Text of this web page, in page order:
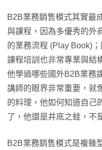
B2B業務銷售模式其實最
與課程，因為多優秀的外
的業務流程 (Play Book)
課程培訓也非常專業與結
他學過哪些國外B2B業務
講師的眼界非常重要，就
的料理，他如何知道自己
了，他還是井底之蛙，不
B2B業務銷售模式是複雜